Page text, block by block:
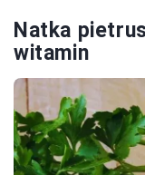
Natka
witamin